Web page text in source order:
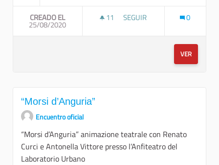
CREADO EL
25/08/2020
11 11 SEGUIDORAS
SEGUIR 0
VER
“Morsi d’Anguria”
Encuentro oficial
“Morsi d’Anguria” animazione teatrale con Renato
Curci e Antonella Vittore presso l’Anfiteatro del
Laboratorio Urbano